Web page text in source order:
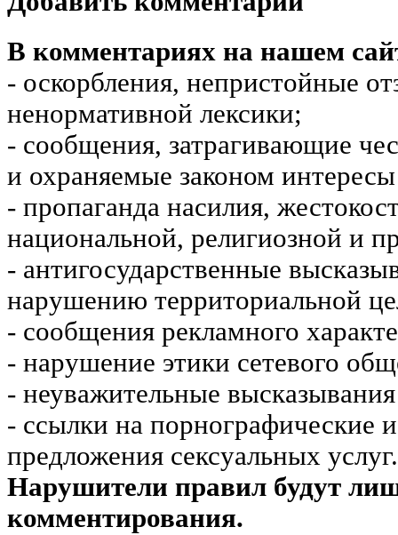
В комментариях на нашем
- оскорбления, непристойные
ненормативной лексики;
- сообщения, затрагивающие
и охраняемые законом
- пропаганда насилия,
национальной, религиозной и
- антигосударственные
нарушению территориальной
- сообщения рекламного
- нарушение этики сетевого
- неуважительные
- ссылки на порнографические
предложения сексуальных услуг.
Нарушители правил будут
комментирования.